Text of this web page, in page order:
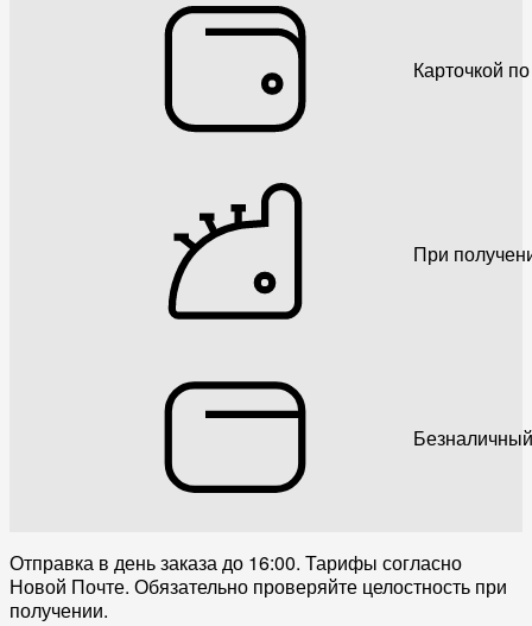
Карточкой
При
Отправка в день заказа до 16:00. Тарифы согласно
Новой Почте. Обязательно проверяйте целостность при
получении.